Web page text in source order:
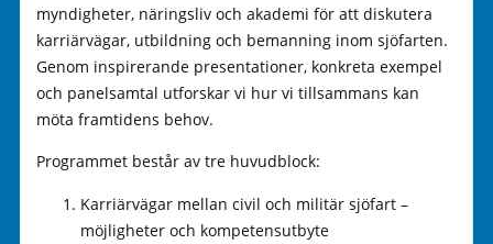
myndigheter, näringsliv och akademi för att diskutera
karriärvägar, utbildning och bemanning inom sjöfarten.
Genom inspirerande presentationer, konkreta exempel
och panelsamtal utforskar vi hur vi tillsammans kan
möta framtidens behov.
Programmet består av tre huvudblock:
Karriärvägar mellan civil och militär sjöfart –
möjligheter och kompetensutbyte